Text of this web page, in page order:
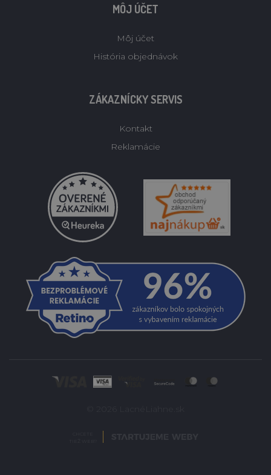
MÔJ ÚČET
Môj účet
História objednávok
ZÁKAZNÍCKY SERVIS
Kontakt
Reklamácie